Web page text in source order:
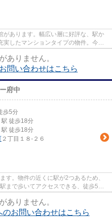
あります。幅広い層に好評な、駅か
実したマンションタイプの物件。今か
ありません。
問い合わせはこちら
府中
歩5分
駅 徒歩18分
駅 徒歩18分
２丁目１８-２６
す。物件の近くに駅が2つあるため、
まで歩いてアクセスできる、徒歩5分
ありません。
お問い合わせはこちら